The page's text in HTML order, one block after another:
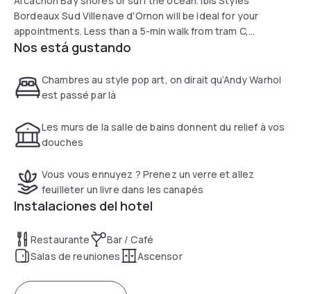
Bordeaux Sud Villenave d'Ornon will be ideal for your
appointments. Less than a 5-min walk from tram C,
connecting St Jean Station, city center, business park and
less than 15 min away.
Nos está gustando
Chambres au style pop art, on dirait qu’Andy Warhol
est passé par là
Les murs de la salle de bains donnent du relief à vos
douches
Vous vous ennuyez ? Prenez un verre et allez
feuilleter un livre dans les canapés
Instalaciones del hotel
Restaurante
Bar / Café
Salas de reuniones
Ascensor